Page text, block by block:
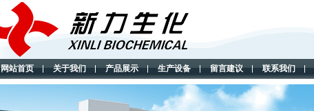
网站首页 关于我们 产品展示 生产设备 留言建议 联系我们